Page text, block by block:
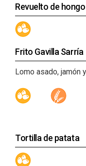
Revuelto de
Frito Gavilla Sarría
Lomo asado, jamón
Tortilla de patata